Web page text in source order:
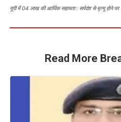
यूपी में 04 लाख की आर्थिक सहायता : सर्पदंश से मृत्यु होने पर
Read More